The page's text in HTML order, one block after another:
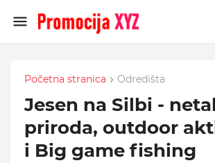
Početna stranica Odredišta
Jesen na Silbi -
priroda, outdoor
i Big game fishing